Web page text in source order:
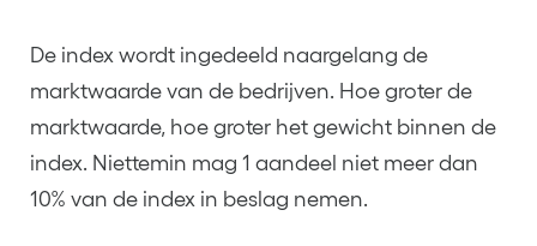
De index wordt ingedeeld naargelang de
marktwaarde van de bedrijven. Hoe groter de
marktwaarde, hoe groter het gewicht binnen de
index. Niettemin mag 1 aandeel niet meer dan
10% van de index in beslag nemen.